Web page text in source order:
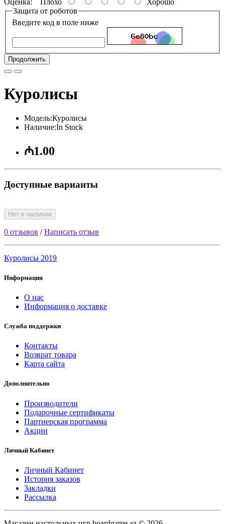
Защита от роботов
Введите код в поле ниже
Продолжить
Куролисы
Модель:Куролисы
Наличие:In Stock
₼1.00
Доступные варианты
Нет в наличии
0 отзывов /Написать отзыв
Куролисы 2019
Информация
О нас
Информация о доставке
Служба поддержки
Контакты
Возврат товара
Карта сайта
Дополнительно
Производители
Подарочные сертификаты
Партнерская программа
Акции
Личный Кабинет
Личный Кабинет
История заказов
Закладки
Рассылка